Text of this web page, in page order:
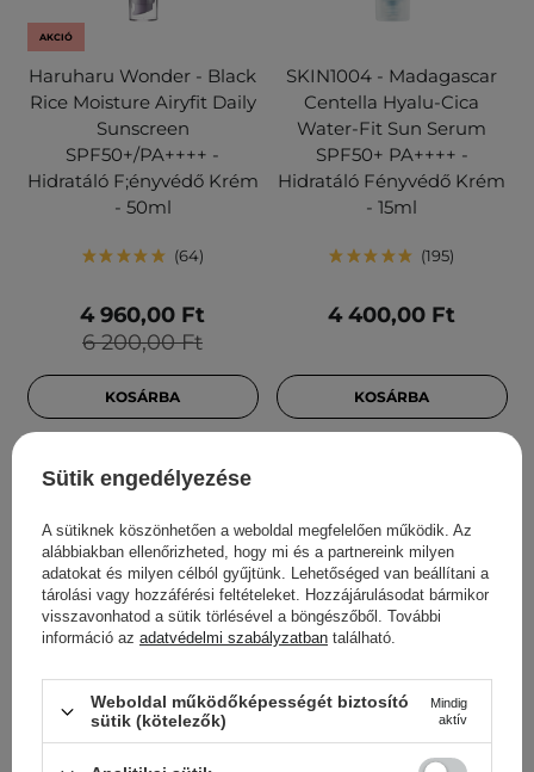
AKCIÓ
Haruharu Wonder - Black
Rice Moisture Airyfit Daily
Sunscreen
SPF50+/PA++++ -
Hidratáló F;ényvédő Krém
- 50ml
64
6 200,00 Ft
4 960,00 Ft
KOSÁRBA
SKIN1004 - Madagascar
Centella Hyalu-Cica
Water-Fit Sun Serum
SPF50+ PA++++ -
Hidratáló Fényvédő Krém
- 15ml
195
4 400,00 Ft
KOSÁRBA
Medicube - Collagen Jelly
Cream - Feszesítő
Arckrém - 110ml
Medicube - Collagen Jelly
Cream - Arcfeszesítő
Krém-Gél - 50ml
Sütik engedélyezése
A sütiknek köszönhetően a weboldal megfelelően működik. Az
alábbiakban ellenőrizheted, hogy mi és a partnereink milyen
adatokat és milyen célból gyűjtünk. Lehetőséged van beállítani a
tárolási vagy hozzáférési feltételeket. Hozzájárulásodat bármikor
visszavonhatod a sütik törlésével a böngészőből. További
információ az adatvédelmi szabályzatban található.
Weboldal működőképességét biztosító
sütik (kötelezők)
Mindig
aktív